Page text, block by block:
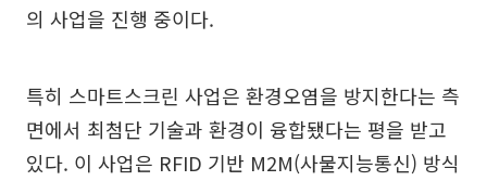
의 사업을 진행 중이다.
특히 스마트스크린 사업은 환경오염을 방지한다는 측
면에서 최첨단 기술과 환경이 융합됐다는 평을 받고
있다. 이 사업은 RFID 기반 M2M(사물지능통신) 방식